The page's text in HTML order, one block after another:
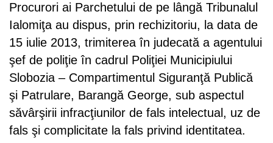
Procurori ai Parchetului de pe lângă Tribunalul
Ialomiţa au dispus, prin rechizitoriu, la data de
15 iulie 2013, trimiterea în judecată a agentului
şef de poliţie în cadrul Poliţiei Municipiului
Slobozia – Compartimentul Siguranţă Publică
şi Patrulare, Barangă George, sub aspectul
săvârşirii infracţiunilor de fals intelectual, uz de
fals şi complicitate la fals privind identitatea.